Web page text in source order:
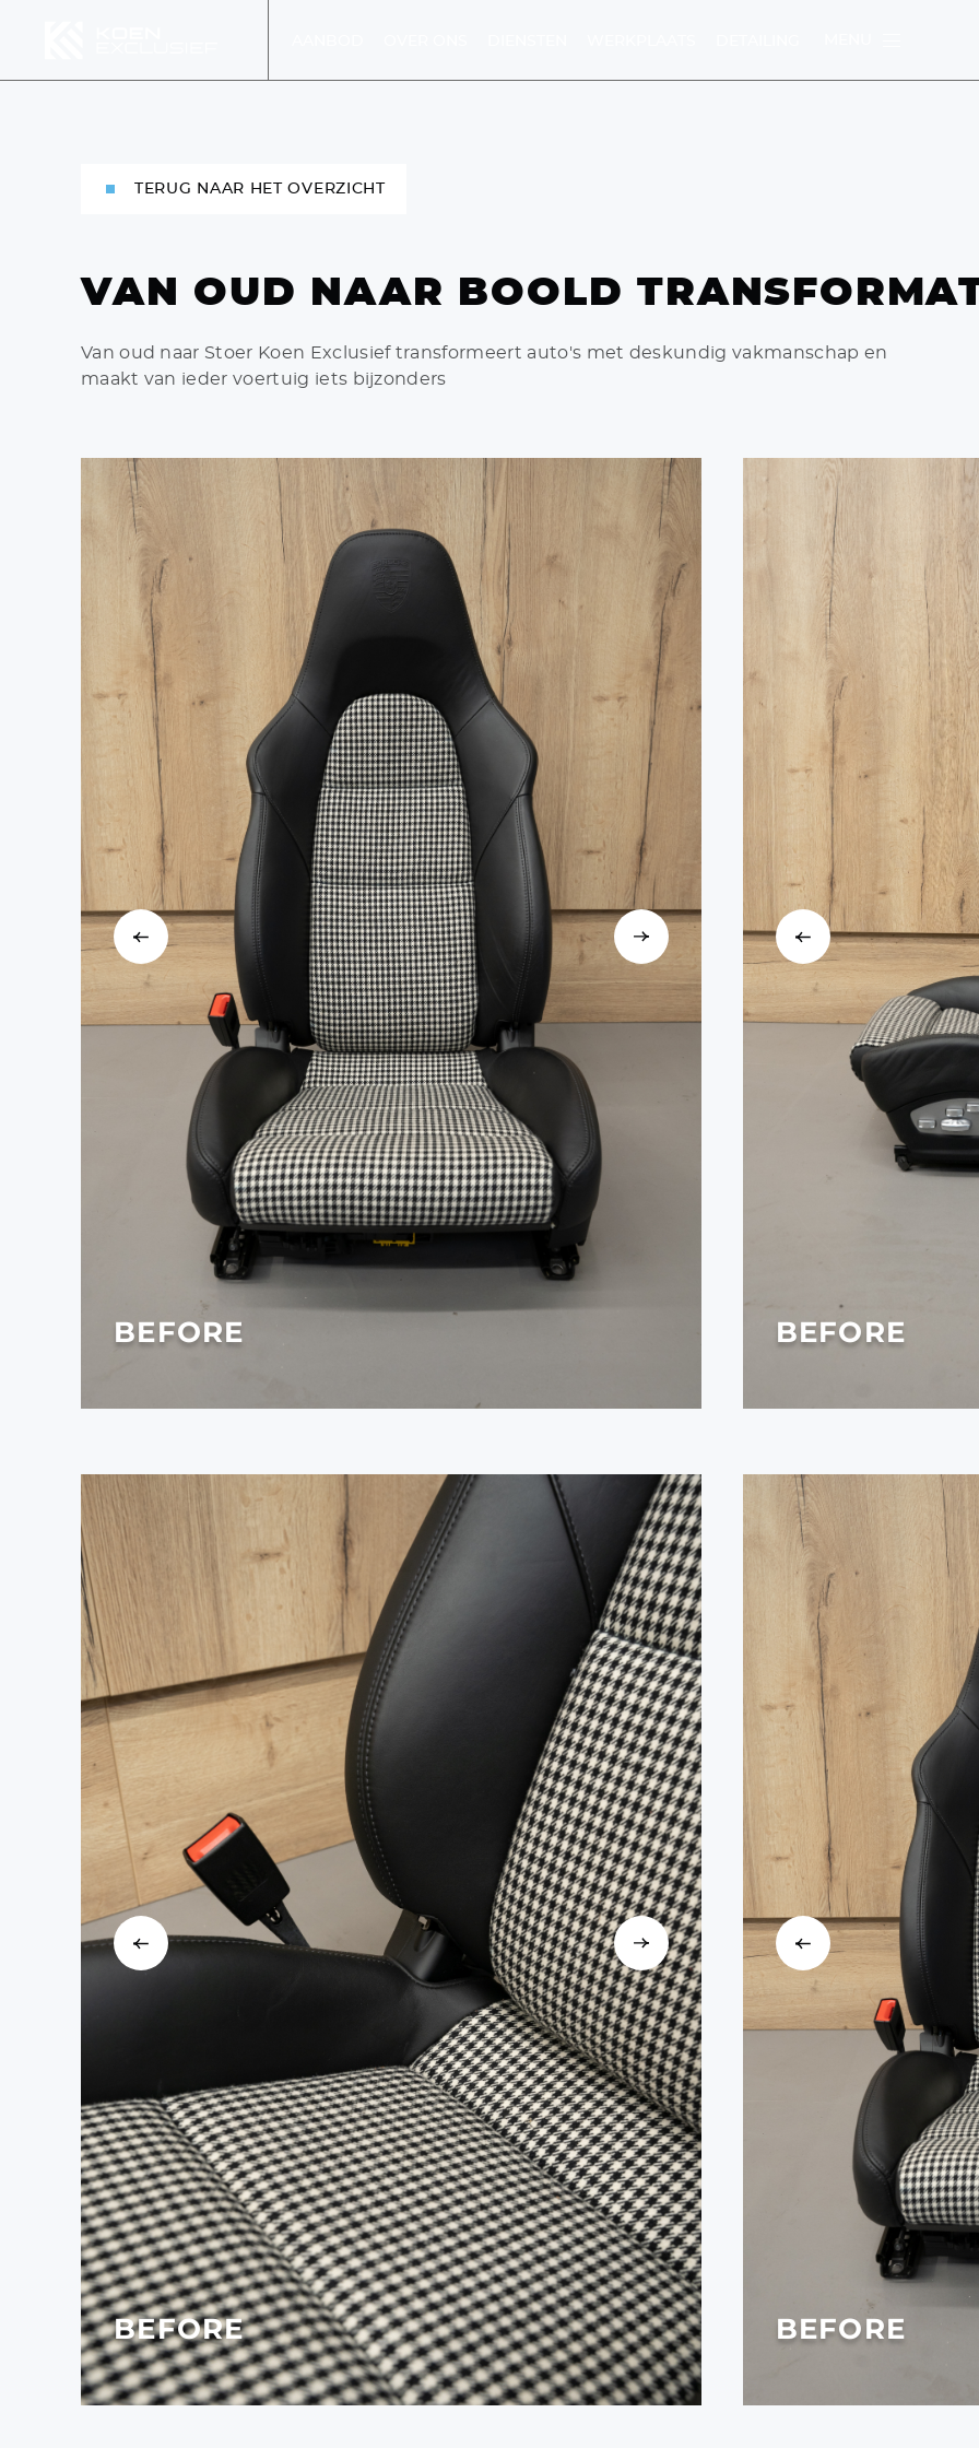
MENU
TERUG NAAR HET OVERZICHT
VAN OUD NAAR BOOLD
Van oud naar Stoer Koen Exclusief transformeert auto's met deskundig vakmanschap en
maakt van ieder voertuig iets bijzonders
BEFORE AFTER
BEFORE
BEFORE AFTER
BEFORE